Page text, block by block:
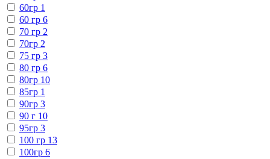
60гр 1
60 гр 6
70 гр 2
70гр 2
75 гр 3
80 гр 6
80гр 10
85гр 1
90гр 3
90 г 10
95гр 3
100 гр 13
100гр 6